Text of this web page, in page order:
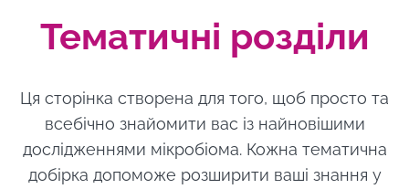
Тематичні розділи
Ця сторінка створена для того, щоб просто та
всебічно знайомити вас із найновішими
дослідженнями мікробіома. Кожна тематична
добірка допоможе розширити ваші знання у